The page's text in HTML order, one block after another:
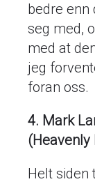
bedre enn
seg med,
med at
jeg
foran oss.
4. Mark
(Heavenly
Helt siden